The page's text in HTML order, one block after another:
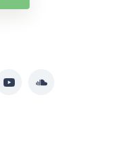
YouTubeSoundcloud